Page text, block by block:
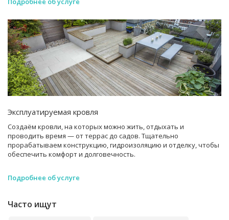
Эксплуатируемая кровля
Создаём кровли, на которых можно жить, отдыхать и
проводить время — от террас до садов. Тщательно
прорабатываем конструкцию, гидроизоляцию и отделку, чтобы
обеспечить комфорт и долговечность.
Подробнее об услуге
Часто ищут